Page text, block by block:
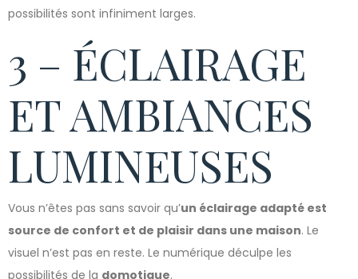
possibilités sont infiniment larges.
3 – ÉCLAIRAGE
ET AMBIANCES
LUMINEUSES
Vous n’êtes pas sans savoir qu’un éclairage adapté est
source de confort et de plaisir dans une maison. Le
visuel n’est pas en reste. Le numérique déculpe les
possibilités de la domotique.